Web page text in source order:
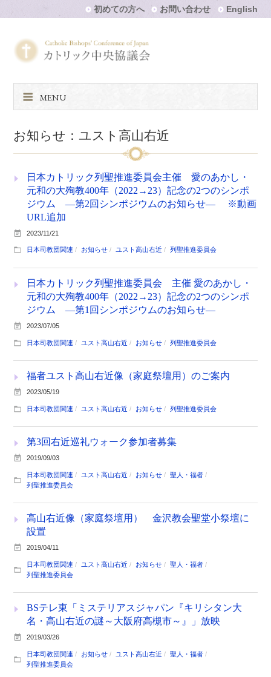
初めての方へ お問い合わせ English
MENU
お知らせ：ユスト高山右近
日本カトリック列聖推進委員会主催 愛のあかし・
元和の大殉教400年（2022→23）記念の2つのシンポ
ジウム ―第2回シンポジウムのお知らせ― ※動画
URL追加
2023/11/21
日本司教団関連 お知らせ ユスト高山右近 列聖推進委員会
日本カトリック列聖推進委員会 主催 愛のあかし・
元和の大殉教400年（2022→23）記念の2つのシンポ
ジウム ―第1回シンポジウムのお知らせ―
2023/07/05
日本司教団関連 ユスト高山右近 お知らせ 列聖推進委員会
福者ユスト高山右近像（家庭祭壇用）のご案内
2023/05/19
日本司教団関連 ユスト高山右近 お知らせ 列聖推進委員会
第3回右近巡礼ウォーク参加者募集
2019/09/03
日本司教団関連 ユスト高山右近 お知らせ
聖人・福者
列聖推進委員会
高山右近像（家庭祭壇用） 金沢教会聖堂小祭壇に
設置
2019/04/11
日本司教団関連 ユスト高山右近 お知らせ
聖人・福者
列聖推進委員会
BSテレ東「ミステリアスジャパン『キリシタン大
名・高山右近の謎～大阪府高槻市～』」放映
2019/03/26
日本司教団関連 お知らせ ユスト高山右近
聖人・福者
列聖推進委員会